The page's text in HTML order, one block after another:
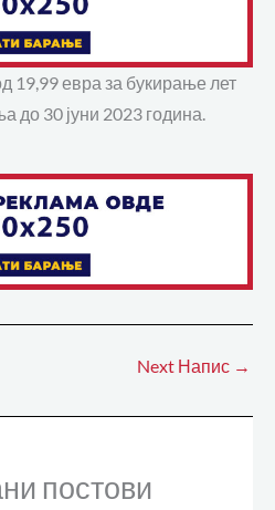
19,99 евра за букирање лет
до 30 јуни 2023 година.
Next Напис →
постови